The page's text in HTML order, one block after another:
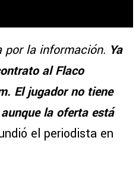
por la información. Ya
al Flaco
El jugador no tiene
la oferta está
el periodista en